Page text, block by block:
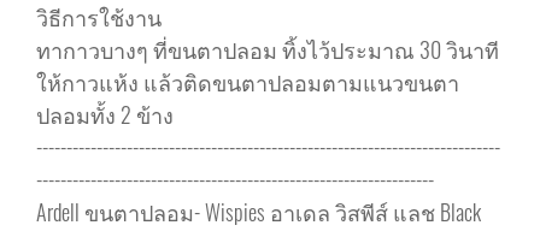
วิธีการใช้งาน
ทากาวบางๆ ที่ขนตาปลอม ทิ้งไว้ประมาณ 30 วินาที
ให้กาวแห้ง แล้วติดขนตาปลอมตามแนวขนตา
ปลอมทั้ง 2 ข้าง
-----------------------------------------------------------------------------
------------------------------------------------------------------
Ardell ขนตาปลอม- Wispies อาเดล วิสพีส์ แลช Black